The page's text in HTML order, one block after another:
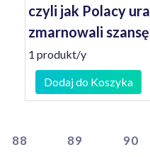
czyli jak Polacy
zmarnowali
1 produkt/y
Dodaj do Koszyka
88 89 90